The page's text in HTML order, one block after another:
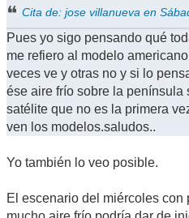
Cita de: jose villanueva en
Pues yo sigo pensando qué
me refiero al modelo
veces ve y otras no y si lo
ése aire frío sobre la península
satélite que no es la primera
ven los modelos.saludos..
Yo también lo veo posible.
El escenario del miércoles